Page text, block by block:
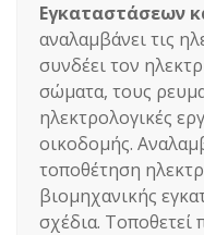
Εγκαταστάσεων
αναλαμβάνει τις
συνδέει τον
σώματα, τους
ηλεκτρολογικές
οικοδομής.
τοποθέτηση
βιομηχανικής
σχέδια. Τοποθετεί